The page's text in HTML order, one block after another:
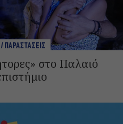
ΠΑΡΑΣΤΑΣΕΙΣ
στο Παλαιό